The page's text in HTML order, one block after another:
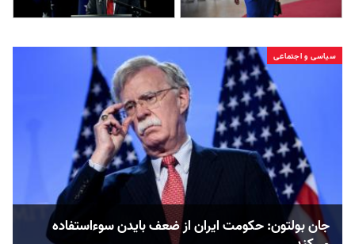
سیاسی و اجتماعی
جان بولتون: حکومت ایران از ضعف بایدن سوءاستفاده